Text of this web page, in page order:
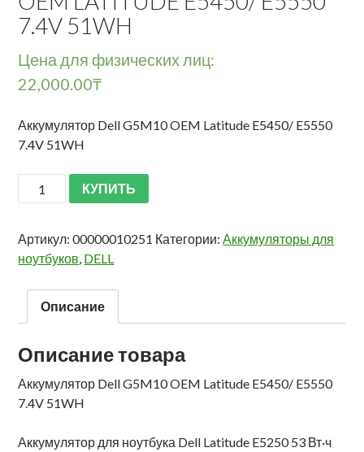
7.4V 51WH
Цена для физических лиц:
22,000.00₸
Аккумулятор Dell G5M10 OEM Latitude E5450/ E5550
7.4V 51WH
КУПИТЬ
Артикул:00000010251 Категории:Аккумуляторы для
ноутбуков, DELL
Описание
Описание товара
Аккумулятор Dell G5M10 OEM Latitude E5450/ E5550
7.4V 51WH
Аккумулятор для ноутбука Dell Latitude E5250 53 Вт·ч